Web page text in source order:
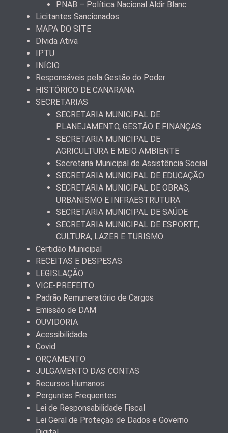
PNAB – Política Nacional Aldir Blanc
Licitantes Sancionados
MAPA DO SITE
Dívida Ativa
IPTU
INÍCIO
Responsáveis pela Gestão do Poder
HISTÓRICO DE CANARANA
SECRETARIAS
SECRETARIA MUNICIPAL DE
PLANEJAMENTO, GESTÃO E FINANÇAS.
SECRETARIA MUNICIPAL DE
AGRICULTURA E MEIO AMBIENTE
Secretaria Municipal de Assistência Social
SECRETARIA MUNICIPAL DE EDUCAÇÃO
SECRETARIA MUNICIPAL DE OBRAS,
URBANISMO E INFRAESTRUTURA
SECRETARIA MUNICIPAL DE SAÚDE
SECRETARIA MUNICIPAL DE ESPORTE,
CULTURA, LAZER E TURISMO
Certidão Municipal
RECEITAS E DESPESAS
LEGISLAÇÃO
VICE-PREFEITO
Padrão Remuneratório de Cargos
Emissão de DAM
OUVIDORIA
Acessibilidade
Covid
ORÇAMENTO
JULGAMENTO DAS CONTAS
Recursos Humanos
Perguntas Frequentes
Lei de Responsabilidade Fiscal
Lei Geral de Proteção de Dados e Governo